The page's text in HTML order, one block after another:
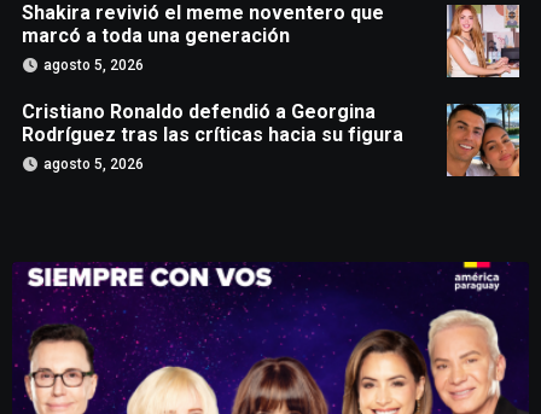
Shakira revivió el meme noventero que
marcó a toda una generación
agosto 5, 2026
Cristiano Ronaldo defendió a Georgina
Rodríguez tras las críticas hacia su figura
agosto 5, 2026